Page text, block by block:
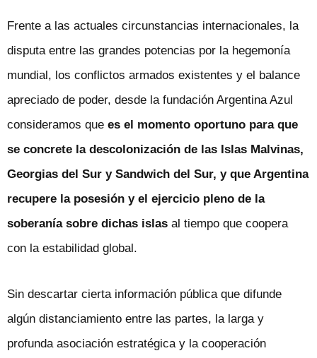
Frente a las actuales circunstancias internacionales, la
disputa entre las grandes potencias por la hegemonía
mundial, los conflictos armados existentes y el balance
apreciado de poder, desde la fundación Argentina Azul
consideramos que es el momento oportuno para que
se concrete la descolonización de las Islas Malvinas,
Georgias del Sur y Sandwich del Sur, y que Argentina
recupere la posesión y el ejercicio pleno de la
soberanía sobre dichas islas al tiempo que coopera
con la estabilidad global.
Sin descartar cierta información pública que difunde
algún distanciamiento entre las partes, la larga y
profunda asociación estratégica y la cooperación